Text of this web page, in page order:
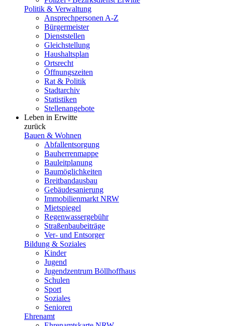
Politik & Verwaltung
Ansprechpersonen A-Z
Bürgermeister
Dienststellen
Gleichstellung
Haushaltsplan
Ortsrecht
Öffnungszeiten
Rat & Politik
Stadtarchiv
Statistiken
Stellenangebote
Leben in Erwitte
zurück
Bauen & Wohnen
Abfallentsorgung
Bauherrenmappe
Bauleitplanung
Baumöglichkeiten
Breitbandausbau
Gebäudesanierung
Immobilienmarkt NRW
Mietspiegel
Regenwassergebühr
Straßenbaubeiträge
Ver- und Entsorger
Bildung & Soziales
Kinder
Jugend
Jugendzentrum Böllhoffhaus
Schulen
Sport
Soziales
Senioren
Ehrenamt